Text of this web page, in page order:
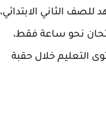
الثاني الابتدائي،
عاما، حيث جاءت مدة الامتحان نحو ساعة فقط،
التعليم خلال حقبة